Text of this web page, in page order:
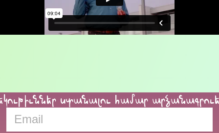
ստանալու համար